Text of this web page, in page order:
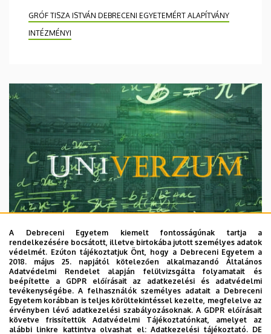
GRÓF TISZA ISTVÁN DEBRECENI EGYETEMÉRT ALAPÍTVÁNY
INTÉZMÉNYI
2026. augusztus 7.
Univerzum: A Debreceni Egyetem
titkos receptjei
A Debreceni Egyetem kiemelt fontosságúnak tartja a
rendelkezésére bocsátott, illetve birtokába jutott személyes adatok
védelmét. Ezúton tájékoztatjuk Önt, hogy a Debreceni Egyetem a
2018. május 25. napjától kötelezően alkalmazandó Általános
Adatvédelmi Rendelet alapján felülvizsgálta folyamatait és
beépítette a GDPR előírásait az adatkezelési és adatvédelmi
tevékenységébe. A felhasználók személyes adatait a Debreceni
Egyetem korábban is teljes körültekintéssel kezelte, megfelelve az
érvényben lévő adatkezelési szabályozásoknak. A GDPR előírásait
követve frissítettük Adatvédelmi Tájékoztatónkat, amelyet az
alábbi linkre kattintva olvashat el:Adatkezelési tájékoztató. DE